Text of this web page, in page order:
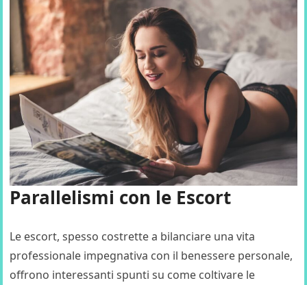
Parallelismi con le Escort
Le escort, spesso costrette a bilanciare una vita
professionale impegnativa con il benessere personale,
offrono interessanti spunti su come coltivare le